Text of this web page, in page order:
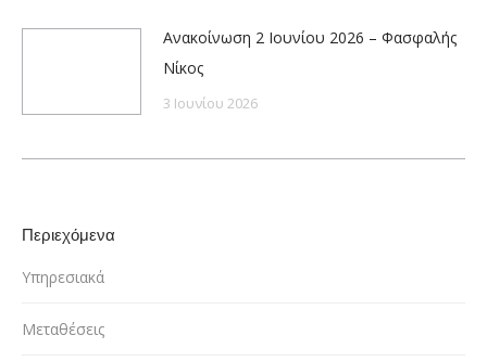
Ανακοίνωση 2 Ιουνίου 2026 – Φασφαλής
Νίκος
3 Ιουνίου 2026
Περιεχόμενα
Υπηρεσιακά
Μεταθέσεις